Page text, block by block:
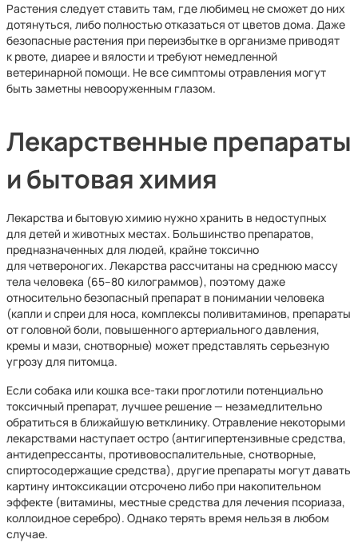
Растения следует ставить там, где любимец не сможет до них
дотянуться, либо полностью отказаться от цветов дома. Даже
безопасные растения при переизбытке в организме приводят
к рвоте, диарее и вялости и требуют немедленной
ветеринарной помощи. Не все симптомы отравления могут
быть заметны невооруженным глазом.
Лекарственные препараты
и бытовая химия
Лекарства и бытовую химию нужно хранить в недоступных
для детей и животных местах. Большинство препаратов,
предназначенных для людей, крайне токсично
для четвероногих. Лекарства рассчитаны на среднюю массу
тела человека (65–80 килограммов), поэтому даже
относительно безопасный препарат в понимании человека
(капли и спреи для носа, комплексы поливитаминов, препараты
от головной боли, повышенного артериального давления,
кремы и мази, снотворные) может представлять серьезную
угрозу для питомца.
Если собака или кошка все-таки проглотили потенциально
токсичный препарат, лучшее решение — незамедлительно
обратиться в ближайшую ветклинику. Отравление некоторыми
лекарствами наступает остро (антигипертензивные средства,
антидепрессанты, противовоспалительные, снотворные,
спиртосодержащие средства), другие препараты могут давать
картину интоксикации отсрочено либо при накопительном
эффекте (витамины, местные средства для лечения псориаза,
коллоидное серебро). Однако терять время нельзя в любом
случае.